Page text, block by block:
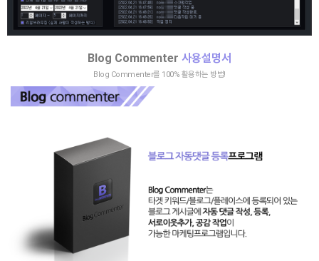
Blog Commenter 사용설명서
Blog Commenter를 100% 활용하는 방법!